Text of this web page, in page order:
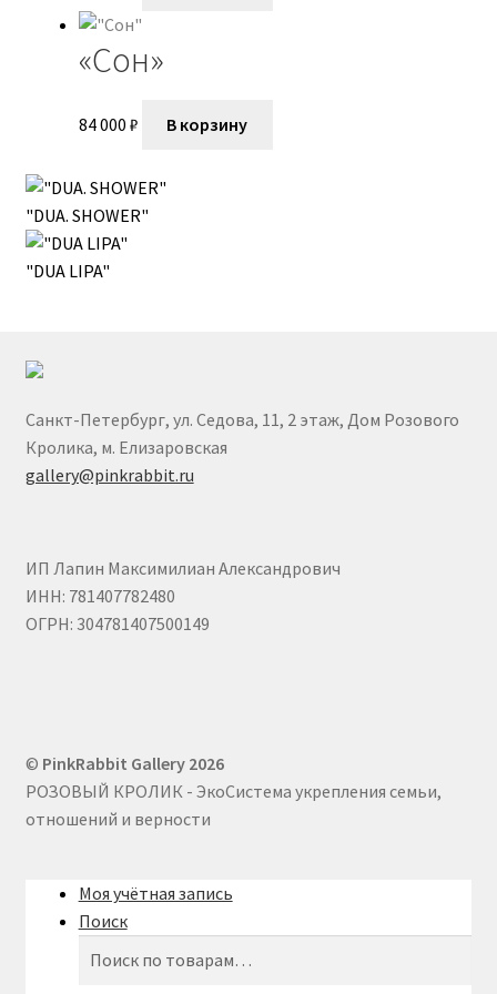
Попова Екатерина
Светлана Растебина
Филатов Илья
Шувалова Анна
Юлия Неронска
«Сон»
84 000 ₽ В корзину
"DUA. SHOWER"
"DUA LIPA"
Санкт-Петербург, ул. Седова, 11, 2 этаж, Дом Розового
Кролика, м. Елизаровская
gallery@pinkrabbit.ru
ИП Лапин Максимилиан Александрович
ИНН: 781407782480
ОГРН: 304781407500149
© PinkRabbit Gallery 2026
РОЗОВЫЙ КРОЛИК - ЭкоСистема укрепления семьи,
отношений и верности
Моя учётная запись
Поиск